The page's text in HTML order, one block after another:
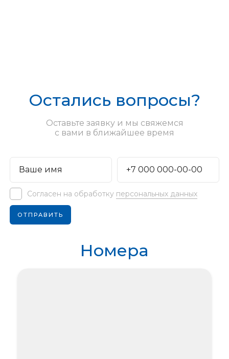
Остались вопросы?
Оставьте заявку и мы свяжемся
с вами в ближайшее время
Согласен на обработку персональных данных
Номера